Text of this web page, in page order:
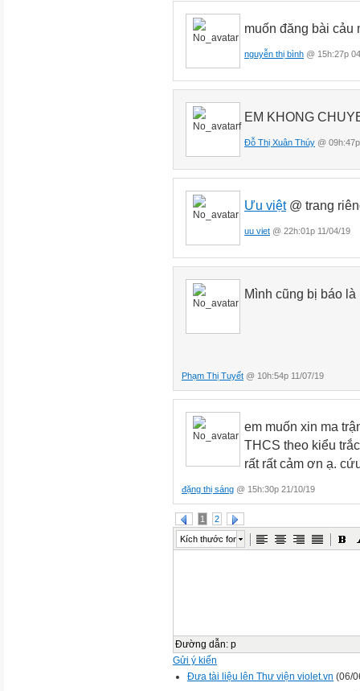
muốn đăng bài cảu
nguyễn thị bình @ 15h:27p
EM KHONG
Đỗ Thị Xuân Thúy @
Ưu việt@ trang
uu viet @ 22h:01p 11/04/19
Mình cũng bị báo
Phạm Thị Tuyết @ 10h:54p 11/07/19
em muốn xin ma
THCS theo kiểu
rất rất cảm ơn ạ.
đặng thị sáng @ 15h:30p 21/10/19
1 2
Kích thước font
Đường dẫn: p
Gửi ý kiến
Đưa tài liệu lên Thư viện violet.vn (06/